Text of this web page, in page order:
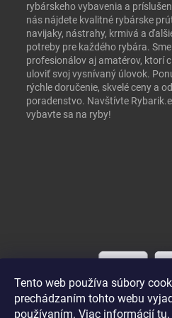
Tento web používa súbory
prechádzaním tohto webu
používaním. Viac informácií tu.
rybárskeho vybavenia a
nás nájdete kvalitné rybárske
navijaky, nástrahy, krmivá a
potreby pre každého rybára.
profesionálov aj amatérov, ktorí
uloviť svoj vysnívaný úlovok.
rýchle doručenie, skvelé ceny a
poradenstvo. Navštívte
vybavte sa na ryby!